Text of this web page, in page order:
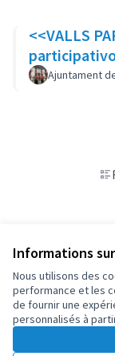
Informations
Nous utilisons des
performance et les
de fournir une
personnalisés à
<<VALLS
Ajuntament
Conditions
Paramètres des
OIDP sur X
(Lien externe)
OIDP sur
(Lien externe)
OIDP sur
(Lien
Français
Choose language